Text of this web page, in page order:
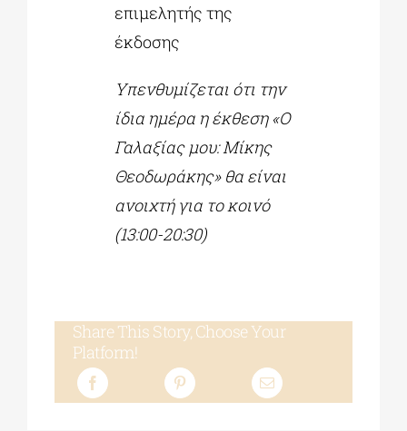
επιμελητής της
έκδοσης
Υπενθυμίζεται ότι την
ίδια ημέρα η έκθεση «Ο
Γαλαξίας μου: Μίκης
Θεοδωράκης» θα είναι
ανοιχτή για το κοινό
(13:00-20:30)
Share This Story, Choose Your
Platform!